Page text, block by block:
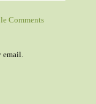
Comments
email.